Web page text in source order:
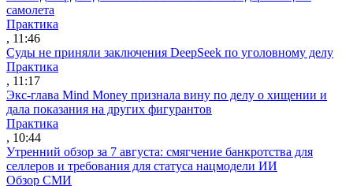
самолета
Практика
, 11:46
Суды не приняли заключения DeepSeek по уголовному делу
Практика
, 11:17
Экс-глава Mind Money признала вину по делу о хищении и
дала показания на других фигурантов
Практика
, 10:44
Утренний обзор за 7 августа: смягчение банкротства для
селлеров и требования для статуса нацмодели ИИ
Обзор СМИ